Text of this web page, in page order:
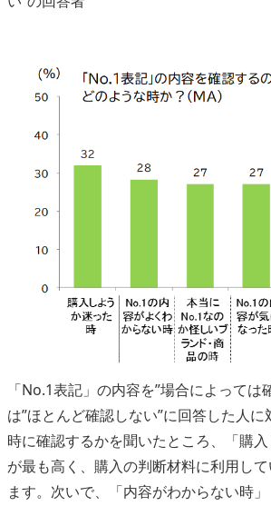
「No.1表記」の内容を”場合によっては
は”ほとんど確認しない”に回答した人
時に確認するかを聞いたところ、「購入
が最も高く、購入の判断材料に利用し
ます。次いで、「内容がわからない時